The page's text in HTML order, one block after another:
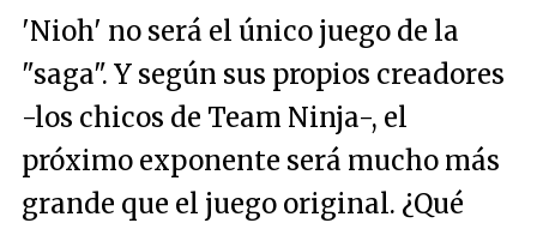
'Nioh' no será el único juego de la
"saga". Y según sus propios creadores
-los chicos de Team Ninja-, el
próximo exponente será mucho más
grande que el juego original. ¿Qué